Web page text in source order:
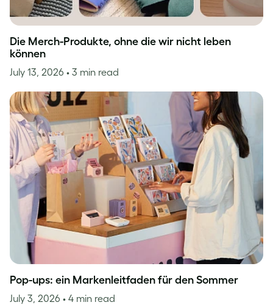
Die Merch-Produkte, ohne die wir nicht leben
können
July 13, 2026 • 3 min read
Pop-ups: ein Markenleitfaden für den Sommer
July 3, 2026 • 4 min read